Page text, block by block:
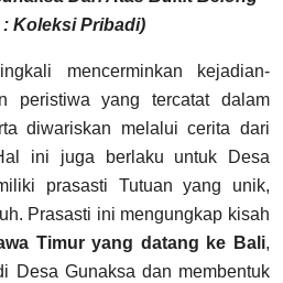
Koleksi Pribadi)
mencerminkan kejadian-
peristiwa yang tercatat dalam
diwariskan melalui cerita dari
ini juga berlaku untuk Desa
prasasti Tutuan yang unik,
Prasasti ini mengungkap kisah
Timur yang datang ke Bali,
Desa Gunaksa dan membentuk